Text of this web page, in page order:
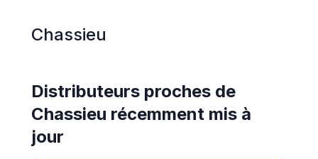
Chassieu
Distributeurs proches de
Chassieu récemment mis à
jour